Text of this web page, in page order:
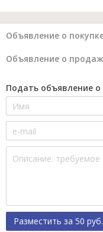
Объявление о
Объявление о
Подать объявление о
Разместить за 50 руб.